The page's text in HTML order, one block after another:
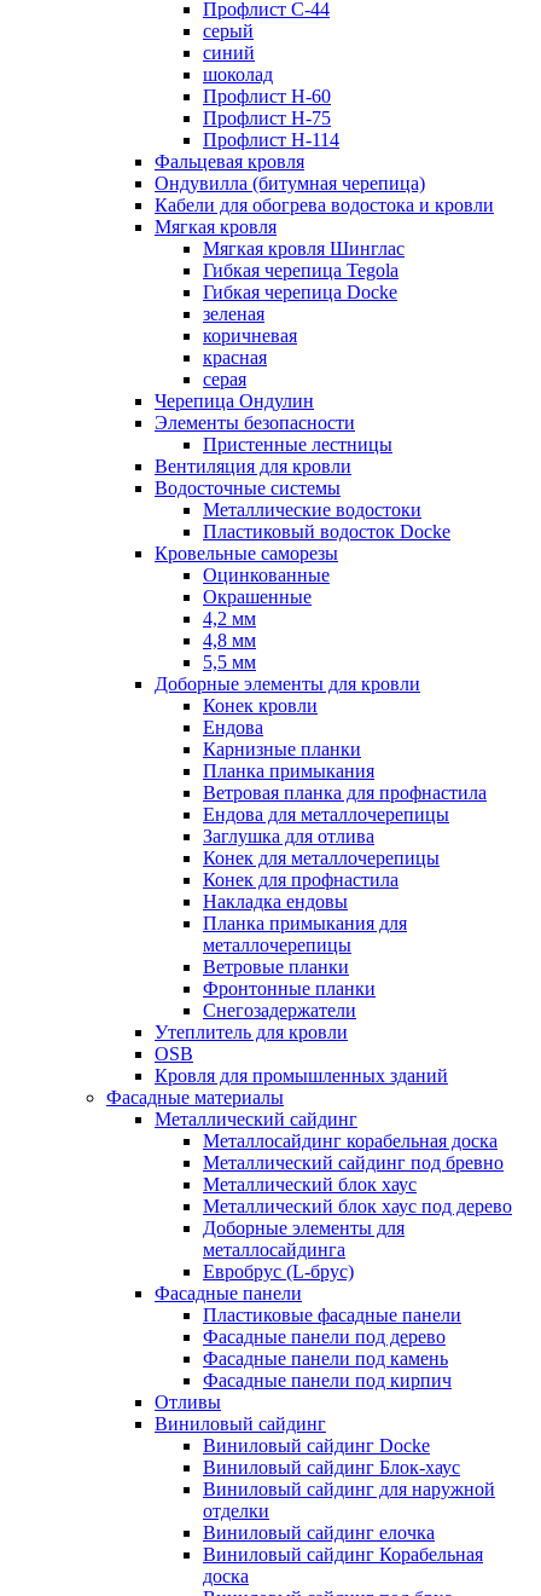
Профлист С-44
серый
синий
шоколад
Профлист Н-60
Профлист Н-75
Профлист H-114
Фальцевая кровля
Ондувилла (битумная черепица)
Кабели для обогрева водостока и кровли
Мягкая кровля
Мягкая кровля Шинглас
Гибкая черепица Tegola
Гибкая черепица Docke
зеленая
коричневая
красная
серая
Черепица Ондулин
Элементы безопасности
Пристенные лестницы
Вентиляция для кровли
Водосточные системы
Металлические водостоки
Пластиковый водосток Docke
Кровельные саморезы
Оцинкованные
Окрашенные
4,2 мм
4,8 мм
5,5 мм
Доборные элементы для кровли
Конек кровли
Ендова
Карнизные планки
Планка примыкания
Ветровая планка для профнастила
Ендова для металлочерепицы
Заглушка для отлива
Конек для металлочерепицы
Конек для профнастила
Накладка ендовы
Планка примыкания для
металлочерепицы
Ветровые планки
Фронтонные планки
Снегозадержатели
Утеплитель для кровли
OSB
Кровля для промышленных зданий
Фасадные материалы
Металлический сайдинг
Металлосайдинг корабельная доска
Металлический сайдинг под бревно
Металлический блок хаус
Металлический блок хаус под дерево
Доборные элементы для
металлосайдинга
Евробрус (L-брус)
Фасадные панели
Пластиковые фасадные панели
Фасадные панели под дерево
Фасадные панели под камень
Фасадные панели под кирпич
Отливы
Виниловый сайдинг
Виниловый сайдинг Docke
Виниловый сайдинг Блок-хаус
Виниловый сайдинг для наружной
отделки
Виниловый сайдинг елочка
Виниловый сайдинг Корабельная
доска